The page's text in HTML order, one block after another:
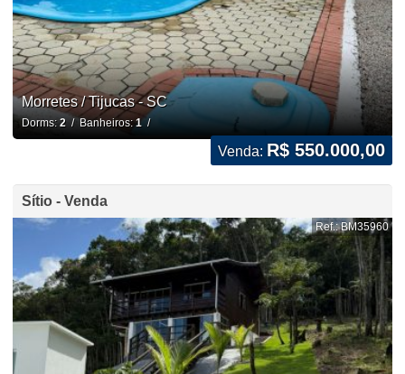
Morretes / Tijucas - SC
Dorms: 2/ Banheiros:1/
Venda: R$ 550.000,00
Sítio - Venda
Ref.: BM35960